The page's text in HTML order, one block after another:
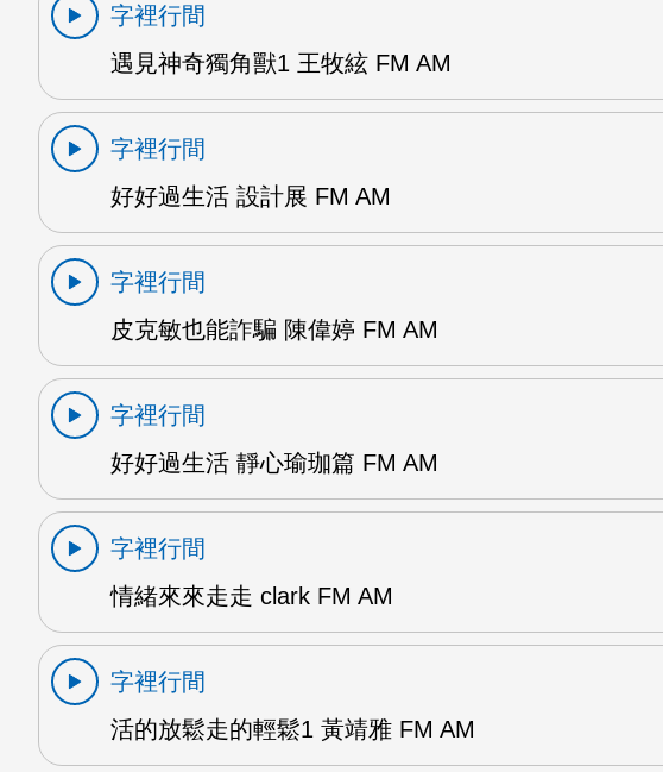
字裡行間
遇見神奇獨角獸1 王牧絃 FM AM
字裡行間
好好過生活 設計展 FM AM
字裡行間
皮克敏也能詐騙 陳偉婷 FM AM
字裡行間
好好過生活 靜心瑜珈篇 FM AM
字裡行間
情緒來來走走 clark FM AM
字裡行間
活的放鬆走的輕鬆1 黃靖雅 FM AM